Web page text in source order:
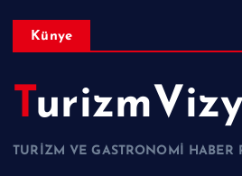
Künye
TURİZM VE GASTRONOMİ HABER